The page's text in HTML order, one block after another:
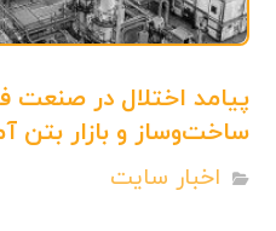
پیامد اختلال در صنعت
ساخت‌وساز و بازار بتن
اخبار سایت